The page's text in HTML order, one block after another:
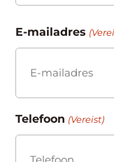
E-mailadres
Telefoon (Vereist)